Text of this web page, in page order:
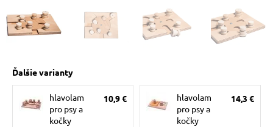
Ďalšie varianty
hlavolam
pro psy a
kočky
10,9 €
hlavolam
pro psy a
kočky
14,3 €